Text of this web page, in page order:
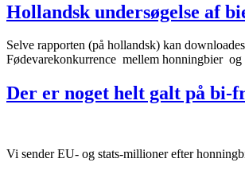
Hollandsk undersøgelse af
Selve rapporten (på hollandsk) kan
Fødevarekonkurrence mellem honningbier
Der er noget helt galt på bi-
Vi sender EU- og stats-millioner efter